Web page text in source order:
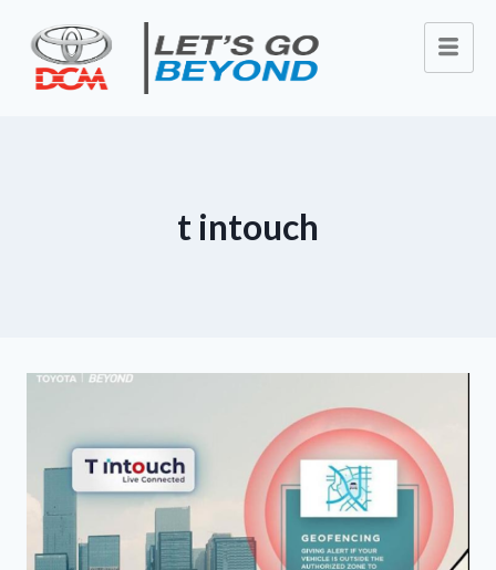
t intouch